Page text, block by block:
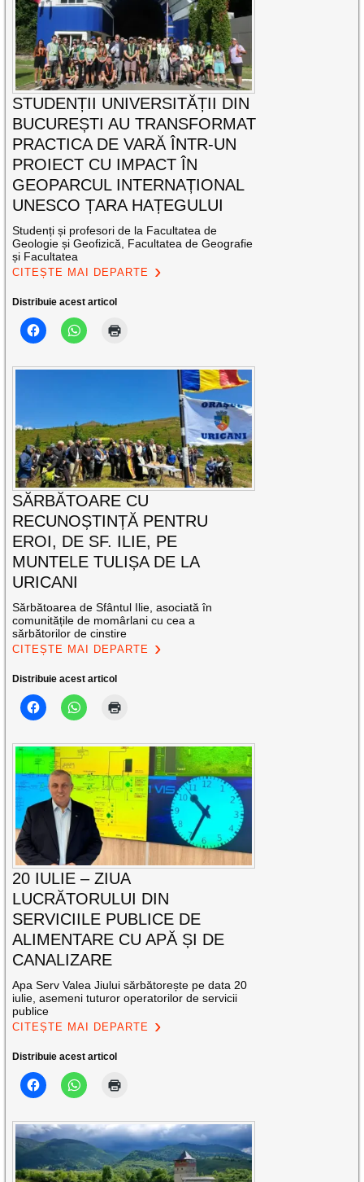
STUDENȚII UNIVERSITĂȚII DIN
BUCUREȘTI AU TRANSFORMAT
PRACTICA DE VARĂ ÎNTR-UN
PROIECT CU IMPACT ÎN
GEOPARCUL INTERNAȚIONAL
UNESCO ȚARA HAȚEGULUI
Studenți și profesori de la Facultatea de
Geologie și Geofizică, Facultatea de Geografie
și Facultatea
CITEȘTE MAI DEPARTE
Distribuie acest articol
SĂRBĂTOARE CU
RECUNOȘTINȚĂ PENTRU
EROI, DE SF. ILIE, PE
MUNTELE TULIȘA DE LA
URICANI
Sărbătoarea de Sfântul Ilie, asociată în
comunitățile de momârlani cu cea a
sărbătorilor de cinstire
CITEȘTE MAI DEPARTE
Distribuie acest articol
20 IULIE – ZIUA
LUCRĂTORULUI DIN
SERVICIILE PUBLICE DE
ALIMENTARE CU APĂ ȘI DE
CANALIZARE
Apa Serv Valea Jiului sărbătorește pe data 20
iulie, asemeni tuturor operatorilor de servicii
publice
CITEȘTE MAI DEPARTE
Distribuie acest articol